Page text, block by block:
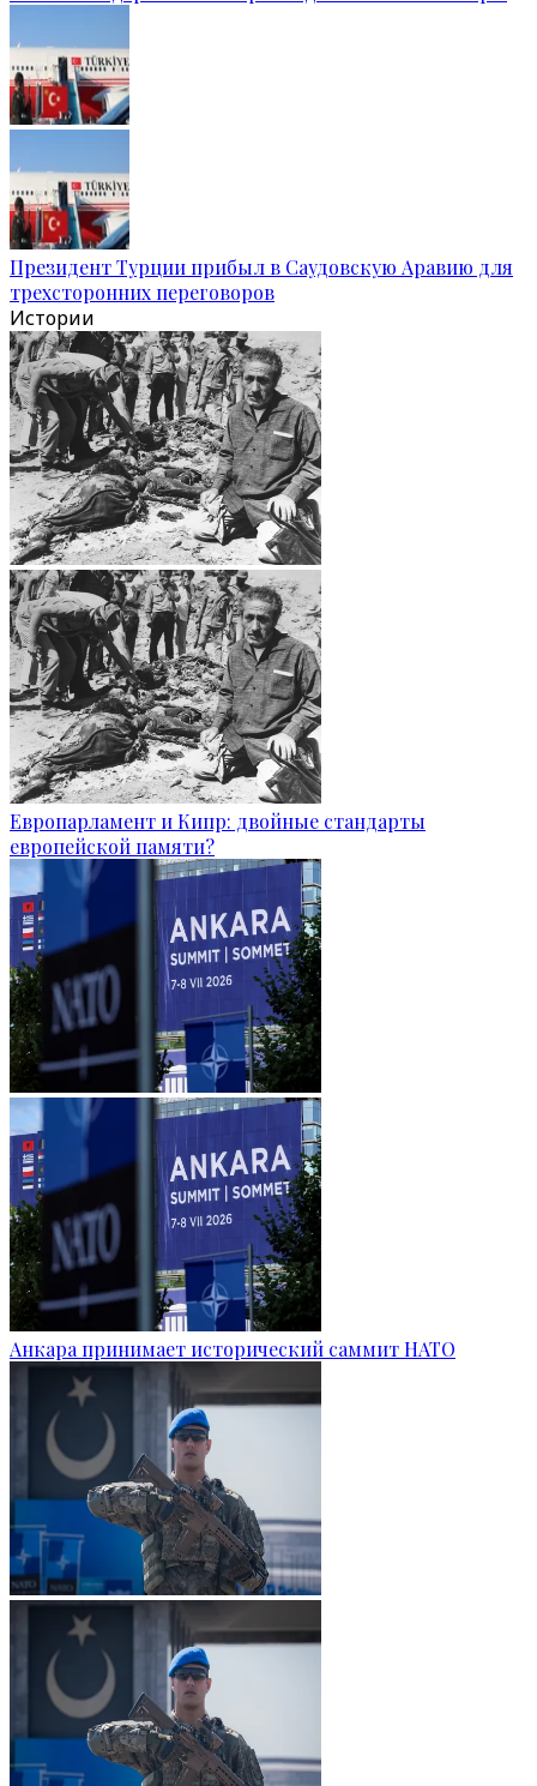
Президент Турции прибыл в Саудовскую Аравию для
трехсторонних переговоров
Истории
Европарламент и Кипр: двойные стандарты
европейской памяти?
Анкара принимает исторический саммит НАТО